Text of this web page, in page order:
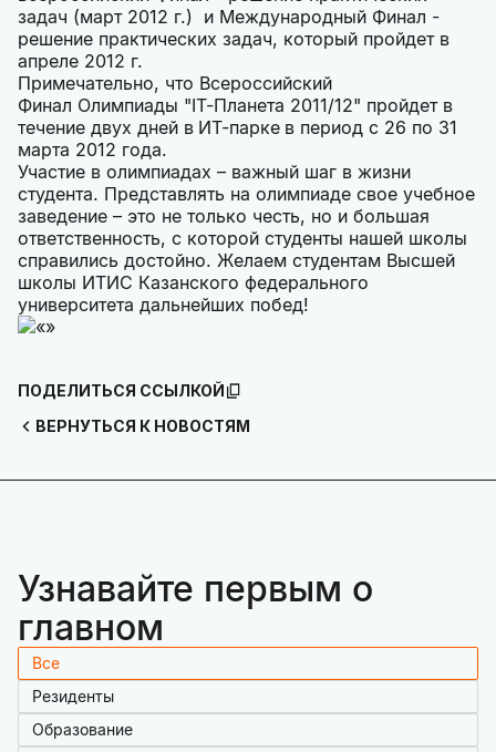
задач (март 2012 г.) и Международный Финал -
решение практических задач, который пройдет в
апреле 2012 г.
Примечательно, что Всероссийский
Финал Олимпиады "IT-Планета 2011/12" пройдет в
течение двух дней в ИТ-парке в период с 26 по 31
марта 2012 года.
Участие в олимпиадах – важный шаг в жизни
студента. Представлять на олимпиаде свое учебное
заведение – это не только честь, но и большая
ответственность, с которой студенты нашей школы
справились достойно. Желаем студентам Высшей
школы ИТИС Казанского федерального
университета дальнейших побед!
ВЕРНУТЬСЯ К НОВОСТЯМ
ПОДЕЛИТЬСЯ ССЫЛКОЙ
Узнавайте первым о
главном
Все
Резиденты
Образование